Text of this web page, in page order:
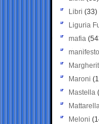
Libri (33)
Liguria
mafia
manifesto
Maroni
Mastella
Meloni